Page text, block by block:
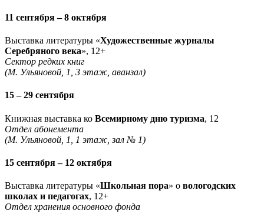
11 сентября – 8 октября
Выставка литературы «Художественные журналы
Серебряного века», 12+
Сектор редких книг
(М. Ульяновой, 1, 3 этаж, аванзал)
15 – 29 сентября
Книжная выставка ко Всемирному дню туризма, 12
Отдел абонемента
(М. Ульяновой, 1, 1 этаж, зал № 1)
15 сентября – 12 октября
Выставка литературы «Школьная пора» о вологодских
школах и педагогах, 12+
Отдел хранения основного фонда